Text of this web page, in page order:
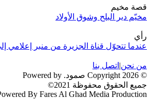
قصة مخيم
مخيّم دير البلح وشوق الأولاد
رأي
عندما تتحوّل قناة الجزيرة من منبر إعلامي
من نحن| اتصل بنا
© 2026 Copyright صمود. Powered by
جميع الحقوق محفوظة 2021©
By Fares Al Ghad Media Production